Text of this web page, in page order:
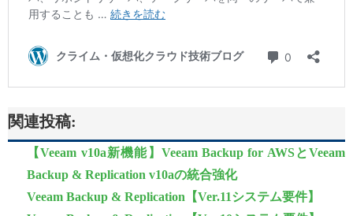
関連投稿:
【Veeam v10a新機能】Veeam Backup for AWSとVeeam
Backup & Replication v10aの統合強化
Veeam Backup & Replication【Ver.11システム要件】